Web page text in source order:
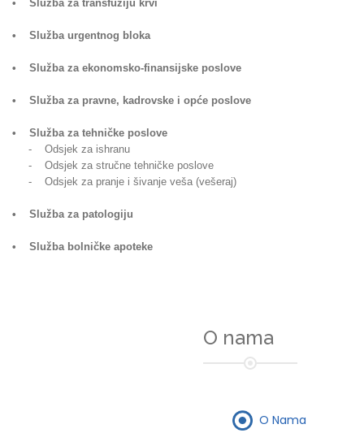
• Služba za transfuziju krvi
• Služba urgentnog bloka
• Služba za ekonomsko-finansijske poslove
• Služba za pravne, kadrovske i opće poslove
• Služba za tehničke poslove
- Odsjek za ishranu
- Odsjek za stručne tehničke poslove
- Odsjek za pranje i šivanje veša (vešeraj)
• Služba za patologiju
• Služba bolničke apoteke
O nama
O Nama